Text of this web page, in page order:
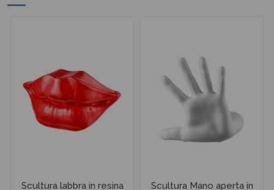
Scultura labbra in resina
Scultura Mano aperta in